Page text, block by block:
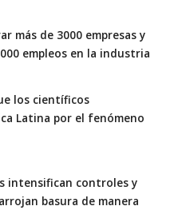
más de 3000 empresas y
empleos en la industria
los científicos
Latina por el fenómeno
intensifican controles y
basura de manera